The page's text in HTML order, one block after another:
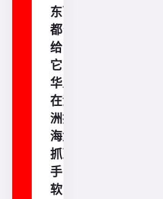
东西
都留
给了
它，
华人
在澳
洲抓
海鲜
抓到
手
软！